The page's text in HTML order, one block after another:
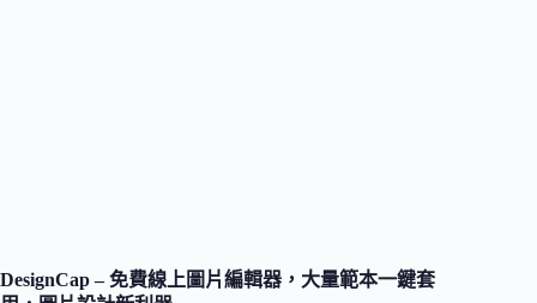
DesignCap – 免費線上圖片編輯器，大量範本一鍵套